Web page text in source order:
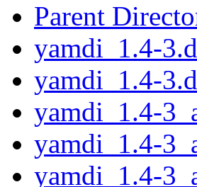
Parent
yamdi_1.4-
yamdi_1.4-
yamdi_1.4-
yamdi_1.4-
yamdi_1.4-